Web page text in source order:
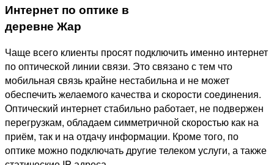
Интернет по оптике в
деревне Жар
Чаще всего клиенты просят подключить именно интернет
по оптической линии связи. Это связано с тем что
мобильная связь крайне нестабильна и не может
обеспечить желаемого качества и скорости соединения.
Оптический интернет стабильно работает, не подвержен
перегрузкам, обладаем симметричной скоростью как на
приём, так и на отдачу информации. Кроме того, по
оптике можно подключать другие телеком услуги, а также